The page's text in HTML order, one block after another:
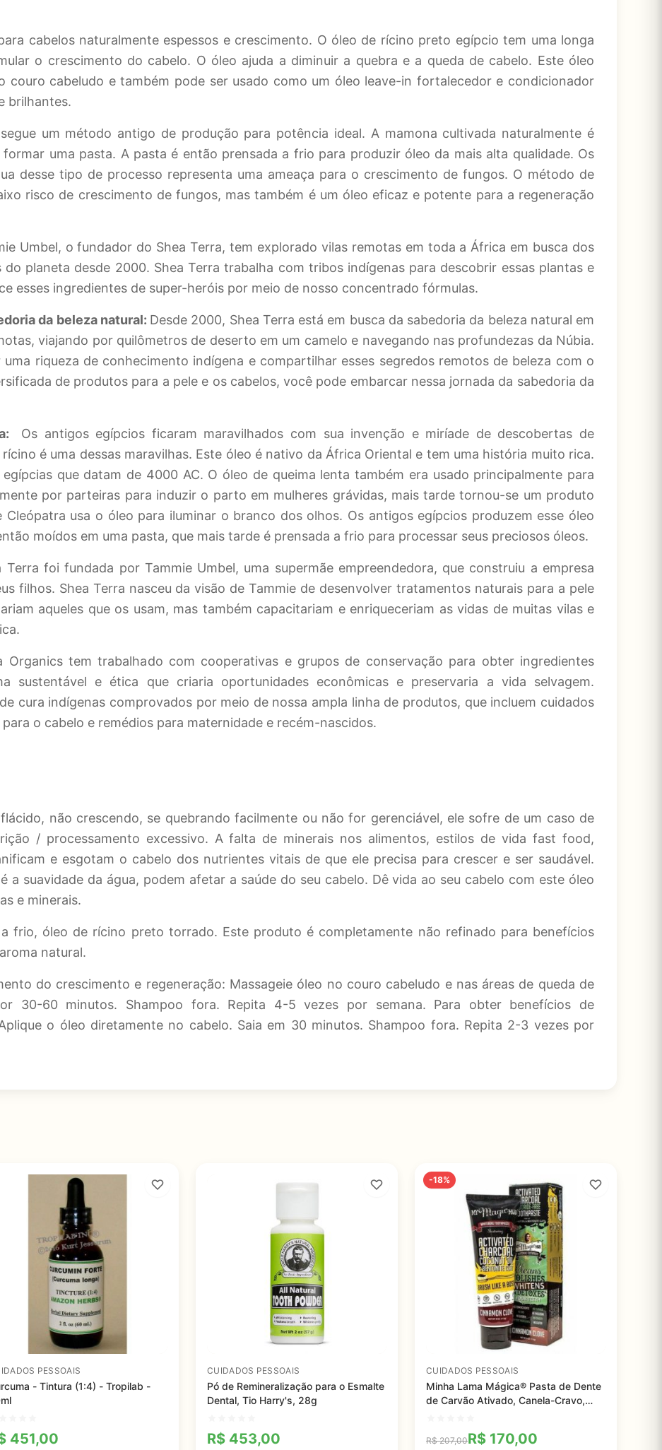
cabelos naturalmente espessos e crescimento. O óleo de rícino preto egípcio tem uma longa
o crescimento do cabelo. O óleo ajuda a diminuir a quebra e a queda de cabelo. Este óleo
couro cabeludo e também pode ser usado como um óleo leave-in fortalecedor e condicionador
brilhantes.
um método antigo de produção para potência ideal. A mamona cultivada naturalmente é
uma pasta. A pasta é então prensada a frio para produzir óleo da mais alta qualidade. Os
desse tipo de processo representa uma ameaça para o crescimento de fungos. O método de
risco de crescimento de fungos, mas também é um óleo eficaz e potente para a regeneração
Umbel, o fundador do Shea Terra, tem explorado vilas remotas em toda a África em busca dos
planeta desde 2000. Shea Terra trabalha com tribos indígenas para descobrir essas plantas e
esses ingredientes de super-heróis por meio de nosso concentrado fórmulas.
da beleza natural: Desde 2000, Shea Terra está em busca da sabedoria da beleza natural em
viajando por quilômetros de deserto em um camelo e navegando nas profundezas da Núbia.
riqueza de conhecimento indígena e compartilhar esses segredos remotos de beleza com o
de produtos para a pele e os cabelos, você pode embarcar nessa jornada da sabedoria da
Os antigos egípcios ficaram maravilhados com sua invenção e miríade de descobertas de
é uma dessas maravilhas. Este óleo é nativo da África Oriental e tem uma história muito rica.
que datam de 4000 AC. O óleo de queima lenta também era usado principalmente para
por parteiras para induzir o parto em mulheres grávidas, mais tarde tornou-se um produto
Cleópatra usa o óleo para iluminar o branco dos olhos. Os antigos egípcios produzem esse óleo
moídos em uma pasta, que mais tarde é prensada a frio para processar seus preciosos óleos.
Terra foi fundada por Tammie Umbel, uma supermãe empreendedora, que construiu a empresa
filhos. Shea Terra nasceu da visão de Tammie de desenvolver tratamentos naturais para a pele
aqueles que os usam, mas também capacitariam e enriqueceriam as vidas de muitas vilas e
Organics tem trabalhado com cooperativas e grupos de conservação para obter ingredientes
sustentável e ética que criaria oportunidades econômicas e preservaria a vida selvagem.
cura indígenas comprovados por meio de nossa ampla linha de produtos, que incluem cuidados
o cabelo e remédios para maternidade e recém-nascidos.
não crescendo, se quebrando facilmente ou não for gerenciável, ele sofre de um caso de
/ processamento excessivo. A falta de minerais nos alimentos, estilos de vida fast food,
e esgotam o cabelo dos nutrientes vitais de que ele precisa para crescer e ser saudável.
a suavidade da água, podem afetar a saúde do seu cabelo. Dê vida ao seu cabelo com este óleo
e minerais.
frio, óleo de rícino preto torrado. Este produto é completamente não refinado para benefícios
natural.
do crescimento e regeneração: Massageie óleo no couro cabeludo e nas áreas de queda de
30-60 minutos. Shampoo fora. Repita 4-5 vezes por semana. Para obter benefícios de
o óleo diretamente no cabelo. Saia em 30 minutos. Shampoo fora. Repita 2-3 vezes por
PESSOAIS
- Tintura (1:4) - Tropilab -
451,00
CUIDADOS PESSOAIS
Pó de Remineralização para o Esmalte
Dental, Tio Harry's, 28g
R$ 453,00
-18%
CUIDADOS PESSOAIS
Minha Lama Mágica® Pasta de Dente
de Carvão Ativado, Canela-Cravo,
R$207,00R$ 170,00